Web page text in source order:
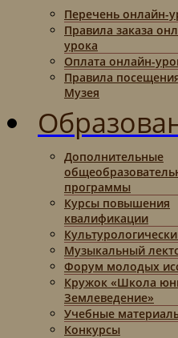
Перечень онлайн-
Правила заказа
урока
Оплата онлайн-
Правила
Музея
Дополнительные
программы
Курсы повышения
квалификации
Музыкальный
Форум молодых
Кружок «Школа
Землеведение»
Учебные
Конкурсы